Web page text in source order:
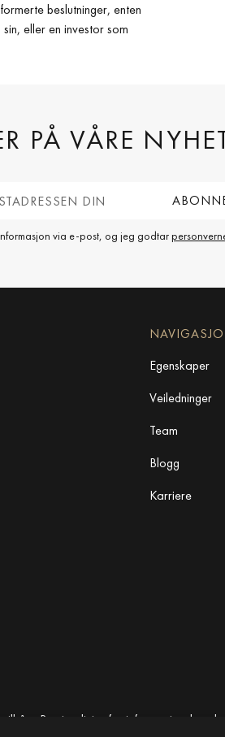
beslutninger, enten
eller en investor som
PÅ VÅRE
via e-post, og jeg godtar
Egenskaper
Veiledninger
Team
Blogg
Karriere
Retningslinjer for informasjonskapsler